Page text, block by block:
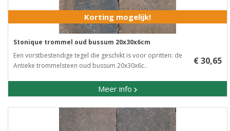
Korting mogelijk!
Stonique trommel oud bussum 20x30x6cm
Een vorstbestendige tegel die geschikt is voor opritten: de
Antieke trommelsteen oud bussum 20x30x6c..
Meer info
€ 30,65